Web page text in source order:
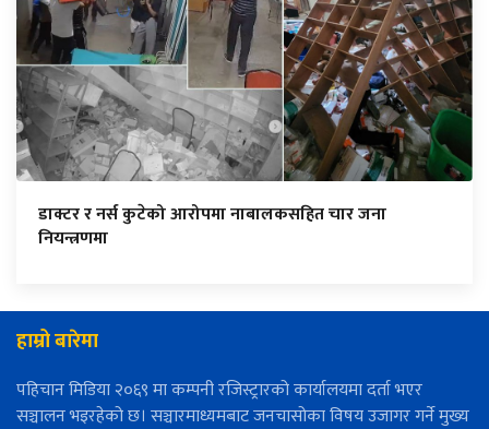
डाक्टर र नर्स कुटेको आरोपमा नाबालकसहित चार जना
नियन्त्रणमा
हाम्रो बारेमा
पहिचान मिडिया २०६९ मा कम्पनी रजिस्ट्रारको कार्यालयमा दर्ता भएर
सञ्चालन भइरहेको छ। सञ्चारमाध्यमबाट जनचासोका विषय उजागर गर्ने मुख्य